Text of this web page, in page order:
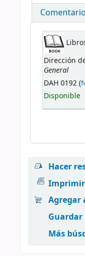
Dirección
General
DAH 0192 (
Disponible
Hacer
Imprimir
Agregar
Más